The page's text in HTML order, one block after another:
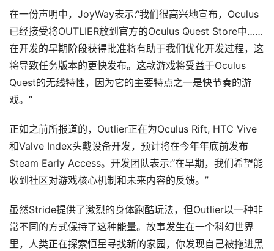
在一份声明中，JoyWay表示:“我们很高兴地宣布，Oculus
已经接受将OUTLIER放到官方的Oculus Quest Store中……
在开发的早期阶段获得批准将有助于我们优化开发过程，这
将导致任务版本的更快发布。这款游戏将受益于Oculus
Quest的无线特性，因为它的主要特点之一是快节奏的游
戏。”
正如之前所报道的，Outlier正在为Oculus Rift, HTC Vive
和Valve Index头戴设备开发，预计将在今年年底前发布
Steam Early Access。开发团队表示:“在早期，我们希望能
收到社区对游戏核心机制和未来内容的反馈。”
虽然Stride提供了激烈的身体跑酷玩法，但Outlier以一种非
常不同的方式保持了这种能量。故事发生在一个科幻世界
里，人类正在探索恒星寻找新的家园，你发现自己被拖进黑